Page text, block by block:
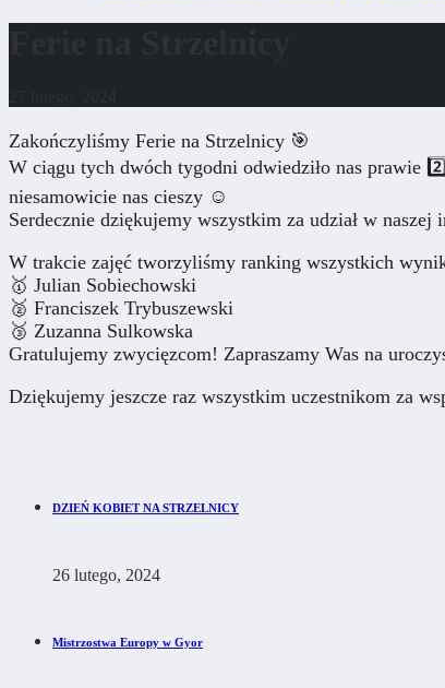
Zakończyliśmy Ferie na Strzelnicy 🎯
W ciągu tych dwóch tygodni odwiedziło nas prawie
niesamowicie nas cieszy ☺
Serdecznie dziękujemy wszystkim za udział w naszej
W trakcie zajęć tworzyliśmy ranking wszystkich
🥇 Julian Sobiechowski
🥈 Franciszek Trybuszewski
🥉 Zuzanna Sulkowska
Gratulujemy zwycięzcom! Zapraszamy Was na
Dziękujemy jeszcze raz wszystkim uczestnikom za
DZIEŃ KOBIET NA STRZELNICY
26 lutego, 2024
Mistrzostwa Europy w Gyor